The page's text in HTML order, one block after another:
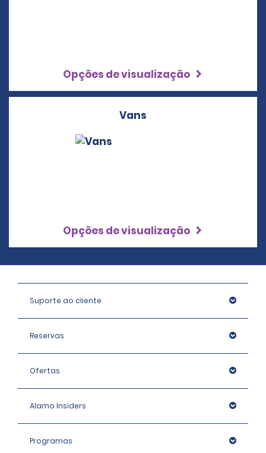
Opções de visualização
Vans
Opções de visualização
Suporte ao cliente
Reservas
Ofertas
Alamo Insiders
Programas